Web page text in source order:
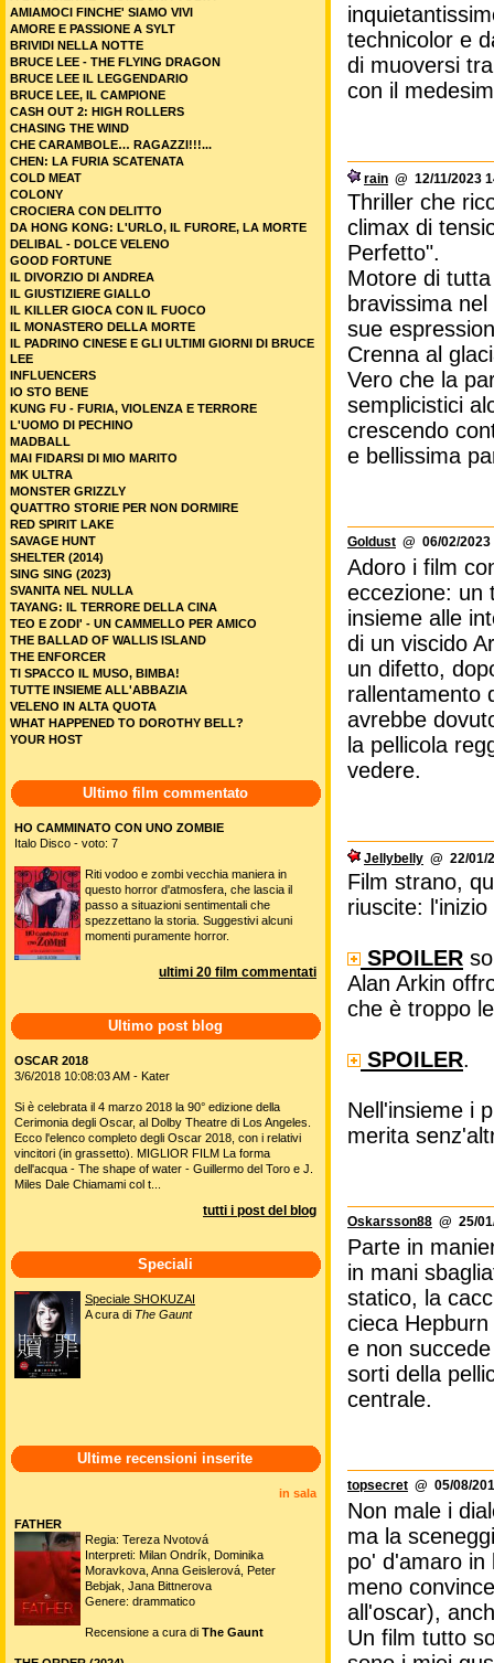
technicolor e
di muoversi
con il
rain @ 12/11/2023
Thriller che
climax di
Perfetto".
Motore di
bravissima
sue
Crenna al
Vero che la
semplicistici
crescendo
e bellissima
Goldust @ 06/02/
Adoro i film
eccezione: un
insieme alle
di un viscido
un difetto,
rallentamento
avrebbe
la pellicola
vedere.
Jellybelly @ 22/01/
Film strano,
riuscite:
SPOILER
Alan Arkin
che è troppo
SPOILER.
Nell'insieme i
merita
Oskarsson88 @ 25/
Parte in
in mani
statico, la
cieca
e non
sorti della
centrale.
topsecret @ 05/08/
Non male i
ma la
po' d'amaro in
meno
all'oscar),
Un film tutto
AMIAMOCI FINCHE' SIAMO VIVI
AMORE E PASSIONE A SYLT
BRIVIDI NELLA NOTTE
BRUCE LEE - THE FLYING DRAGON
BRUCE LEE IL LEGGENDARIO
BRUCE LEE, IL CAMPIONE
CASH OUT 2: HIGH ROLLERS
CHASING THE WIND
CHE CARAMBOLE… RAGAZZI!!!...
CHEN: LA FURIA SCATENATA
COLD MEAT
COLONY
CROCIERA CON DELITTO
DA HONG KONG: L'URLO, IL FURORE, LA MORTE
DELIBAL - DOLCE VELENO
GOOD FORTUNE
IL DIVORZIO DI ANDREA
IL GIUSTIZIERE GIALLO
IL KILLER GIOCA CON IL FUOCO
IL MONASTERO DELLA MORTE
IL PADRINO CINESE E GLI ULTIMI GIORNI DI BRUCE
LEE
INFLUENCERS
IO STO BENE
KUNG FU - FURIA, VIOLENZA E TERRORE
L'UOMO DI PECHINO
MADBALL
MAI FIDARSI DI MIO MARITO
MK ULTRA
MONSTER GRIZZLY
QUATTRO STORIE PER NON DORMIRE
RED SPIRIT LAKE
SAVAGE HUNT
SHELTER (2014)
SING SING (2023)
SVANITA NEL NULLA
TAYANG: IL TERRORE DELLA CINA
TEO E ZODI' - UN CAMMELLO PER AMICO
THE BALLAD OF WALLIS ISLAND
THE ENFORCER
TI SPACCO IL MUSO, BIMBA!
TUTTE INSIEME ALL'ABBAZIA
VELENO IN ALTA QUOTA
WHAT HAPPENED TO DOROTHY BELL?
YOUR HOST
Ultimo film commentato
HO CAMMINATO CON UNO ZOMBIE
Italo Disco - voto: 7
Riti vodoo e zombi vecchia maniera in
questo horror d'atmosfera, che lascia il
passo a situazioni sentimentali che
spezzettano la storia. Suggestivi alcuni
momenti puramente horror.
ultimi 20 film commentati
Ultimo post blog
OSCAR 2018
3/6/2018 10:08:03 AM - Kater
Si è celebrata il 4 marzo 2018 la 90° edizione della
Cerimonia degli Oscar, al Dolby Theatre di Los Angeles.
Ecco l'elenco completo degli Oscar 2018, con i relativi
vincitori (in grassetto). MIGLIOR FILM La forma
dell'acqua - The shape of water - Guillermo del Toro e J.
Miles Dale Chiamami col t...
tutti i post del blog
Speciali
Speciale SHOKUZAI
A cura di The Gaunt
Ultime recensioni inserite
in sala
FATHER
Regia: Tereza Nvotová
Interpreti: Milan Ondrík, Dominika
Moravkova, Anna Geislerová, Peter
Bebjak, Jana Bittnerova
Genere: drammatico
Recensione a cura di The Gaunt